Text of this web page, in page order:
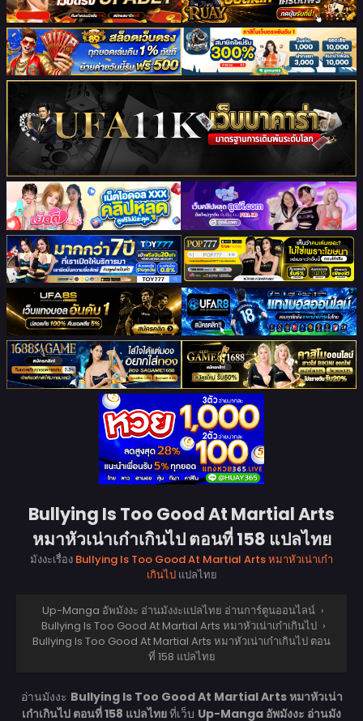
Bullying Is Too Good At Martial Arts
หมาหัวเน่าเก๋าเกินไป ตอนที่ 158 แปลไทย
มังงะเรื่อง Bullying Is Too Good At Martial Arts หมาหัวเน่าเก๋า
เกินไปแปลไทย
Up-Manga อัพมังงะ อ่านมังงะแปลไทย อ่านการ์ตูนออนไลน์ ›
Bullying Is Too Good At Martial Arts หมาหัวเน่าเก๋าเกินไป ›
Bullying Is Too Good At Martial Arts หมาหัวเน่าเก๋าเกินไป ตอน
ที่ 158 แปลไทย
อ่านมังงะ Bullying Is Too Good At Martial Arts หมาหัวเน่า
เก๋าเกินไป ตอนที่ 158 แปลไทยที่เว็บ Up-Manga อัพมังงะ อ่านมัง